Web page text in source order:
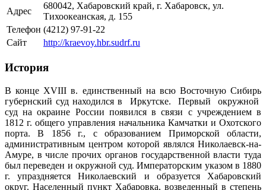
Адрес
680042, Хабаровский край, г. Хабаровск, ул.
Тихоокеанская, д. 155
Телефон (4212) 97-91-22
Сайт
http://kraevoy.hbr.sudrf.ru
История
В конце XVIII в. единственный на всю Восточную Сибирь
губернский суд находился в Иркутске. Первый окружной
суд на окраине России появился в связи с учреждением в
1812 г. общего управления начальника Камчатки и Охотского
порта. В 1856 г., с образованием Приморской области,
административным центром которой являлся Николаевск-на-
Амуре, в числе прочих органов государственной власти туда
был переведен и окружной суд. Императорским указом в 1880
г. упраздняется Николаевский и образуется Хабаровский
округ. Населенный пункт Хабаровка, возведенный в степень